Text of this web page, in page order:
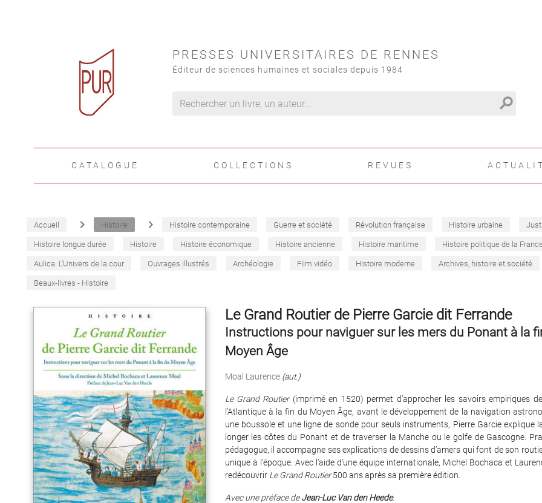
PRESSES UNIVERSITAIRES DE RENNES
Éditeur de sciences humaines et sociales depuis 1984
search
CATALOGUE COLLECTIONS REVUES
Accueil navigate_next Histoire navigate_next Histoire contemporaine Guerre et société Révolution française Histoire urbaine
Histoire longue durée Histoire Histoire économique Histoire ancienne Histoire maritime Histoire politique de la
Aulica. L'Univers de la cour Ouvrages illustrés Archéologie Film vidéo Histoire moderne Archives, histoire et société
Beaux-livres - Histoire
Le Grand Routier de Pierre Garcie dit Ferrande
Instructions pour naviguer sur les mers du Ponant à la
Moyen Âge
Moal Laurence (aut.)
Le Grand Routier(imprimé en 1520) permet d’approcher les savoirs empiriques
l’Atlantique à la fin du Moyen Âge, avant le développement de la navigation
une boussole et une ligne de sonde pour seuls instruments, Pierre Garcie explique
longer les côtes du Ponant et de traverser la Manche ou le golfe de Gascogne.
pédagogue, il accompagne ses explications de dessins d’amers qui font de son
unique à l’époque. Avec l’aide d’une équipe internationale, Michel Bochaca et
redécouvrir Le Grand Routier500 ans après sa première édition.
Avec une préface deJean-Luc Van den Heede.